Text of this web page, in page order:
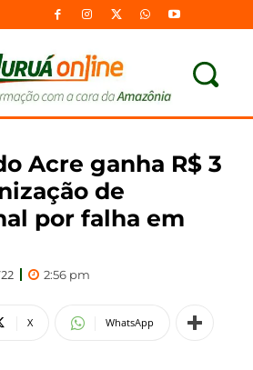
Acre ganha R$ 3
de
por falha em
2:56 pm
X WhatsApp